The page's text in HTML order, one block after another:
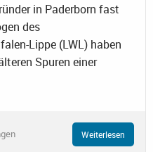
in Paderborn fast
des
Lippe (LWL) haben
Spuren einer
Weiterlesen